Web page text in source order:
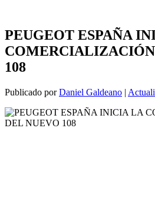
PEUGEOT ESPAÑA
108
Publicado porDaniel Galdeano |